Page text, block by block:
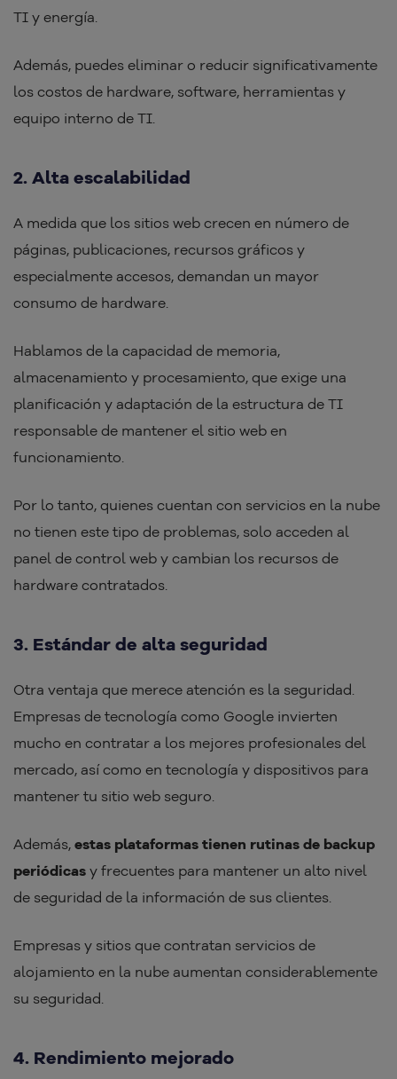
TI y energía.
Además, puedes eliminar o reducir significativamente
los costos de hardware, software, herramientas y
equipo interno de TI.
2. Alta escalabilidad
A medida que los sitios web crecen en número de
páginas, publicaciones, recursos gráficos y
especialmente accesos, demandan un mayor
consumo de hardware.
Hablamos de la capacidad de memoria,
almacenamiento y procesamiento, que exige una
planificación y adaptación de la estructura de TI
responsable de mantener el sitio web en
funcionamiento.
Por lo tanto, quienes cuentan con servicios en la nube
no tienen este tipo de problemas, solo acceden al
panel de control web y cambian los recursos de
hardware contratados.
3. Estándar de alta seguridad
Otra ventaja que merece atención es la seguridad.
Empresas de tecnología como Google invierten
mucho en contratar a los mejores profesionales del
mercado, así como en tecnología y dispositivos para
mantener tu sitio web seguro.
Además, estas plataformas tienen rutinas de backup
periódicas y frecuentes para mantener un alto nivel
de seguridad de la información de sus clientes.
Empresas y sitios que contratan servicios de
alojamiento en la nube aumentan considerablemente
su seguridad.
4. Rendimiento mejorado